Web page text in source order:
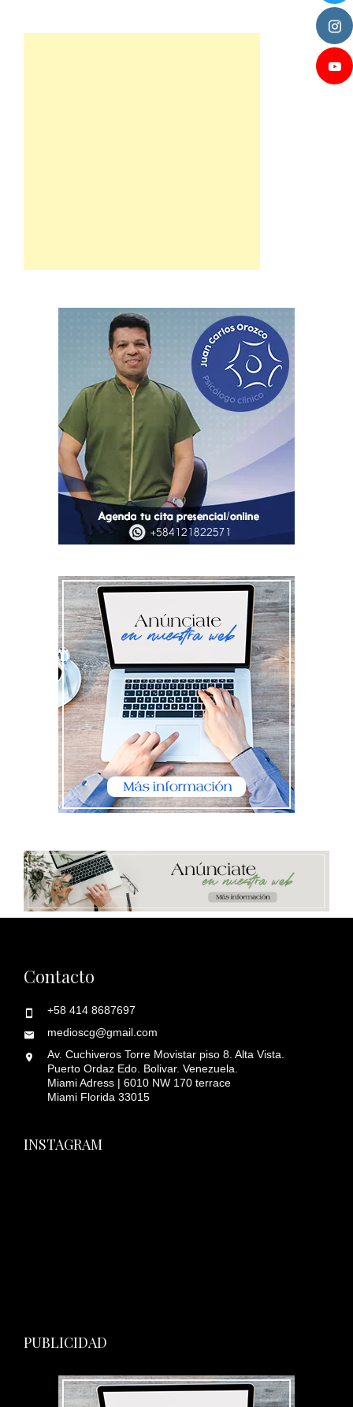
Contacto
+58 414 8687697
medioscg@gmail.com
Av. Cuchiveros Torre Movistar piso 8. Alta Vista.
Puerto Ordaz Edo. Bolivar. Venezuela.
Miami Adress | 6010 NW 170 terrace
Miami Florida 33015
INSTAGRAM
PUBLICIDAD